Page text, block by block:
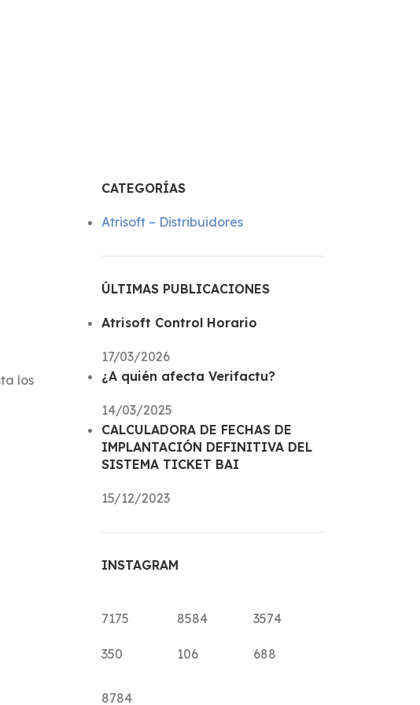
los
CATEGORÍAS
Atrisoft – Distribuidores
ÚLTIMAS PUBLICACIONES
Atrisoft Control Horario
17/03/2026
¿A quién afecta Verifactu?
14/03/2025
CALCULADORA DE FECHAS DE
IMPLANTACIÓN DEFINITIVA DEL
SISTEMA TICKET BAI
15/12/2023
INSTAGRAM
7175
350
8584
106
3574
688
8784